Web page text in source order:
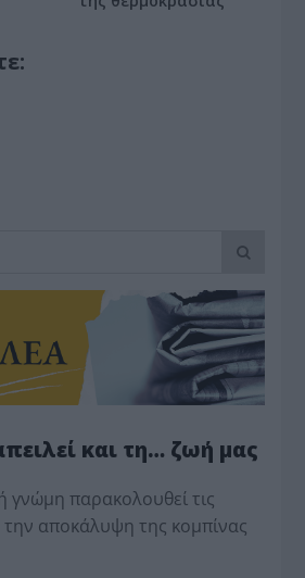
και τη… ζωή μας
γνώμη παρακολουθεί τις
την αποκάλυψη της κο­μπίνας